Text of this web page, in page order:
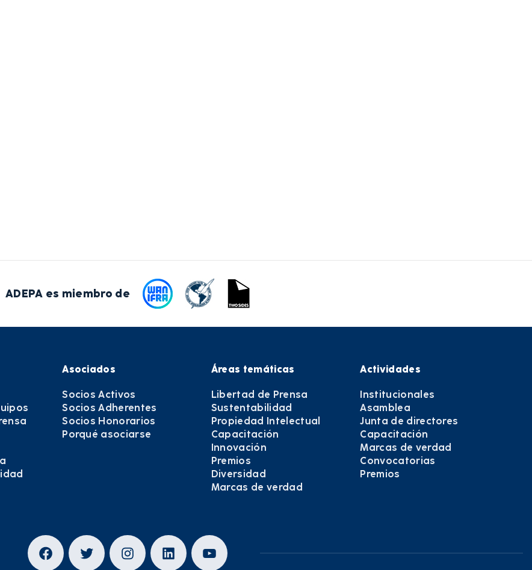
ADEPA es miembro de
Asociados
Socios Activos
Socios Adherentes
Socios Honorarios
Porqué asociarse
Áreas temáticas
Libertad de Prensa
Sustentabilidad
Propiedad Intelectual
Capacitación
Innovación
Premios
Diversidad
Marcas de verdad
Actividades
Institucionales
Asamblea
Junta de directores
Capacitación
Marcas de verdad
Convocatorias
Premios
Facebook
TwitterInstagram
LinkedInYouTube